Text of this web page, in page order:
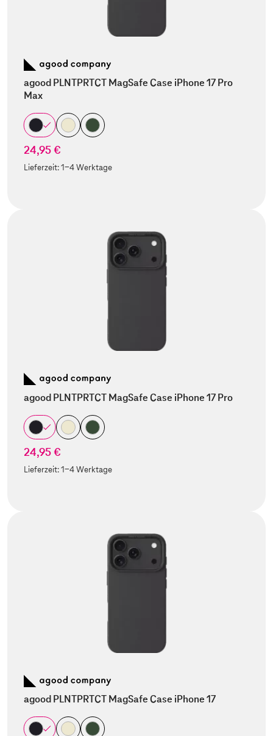
agood PLNTPRTCT MagSafe Case iPhone 17 Pro
Max
24,95 €
Lieferzeit:1-4 Werktage
agood PLNTPRTCT MagSafe Case iPhone 17 Pro
24,95 €
Lieferzeit:1-4 Werktage
agood PLNTPRTCT MagSafe Case iPhone 17